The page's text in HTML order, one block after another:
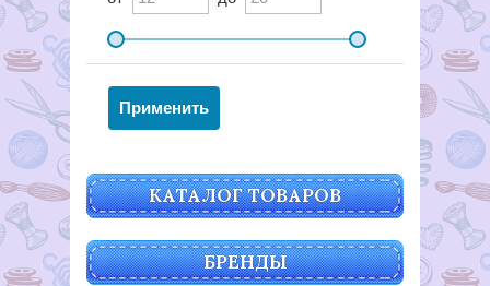
КАТАЛОГ ТОВАРОВ
БРЕНДЫ